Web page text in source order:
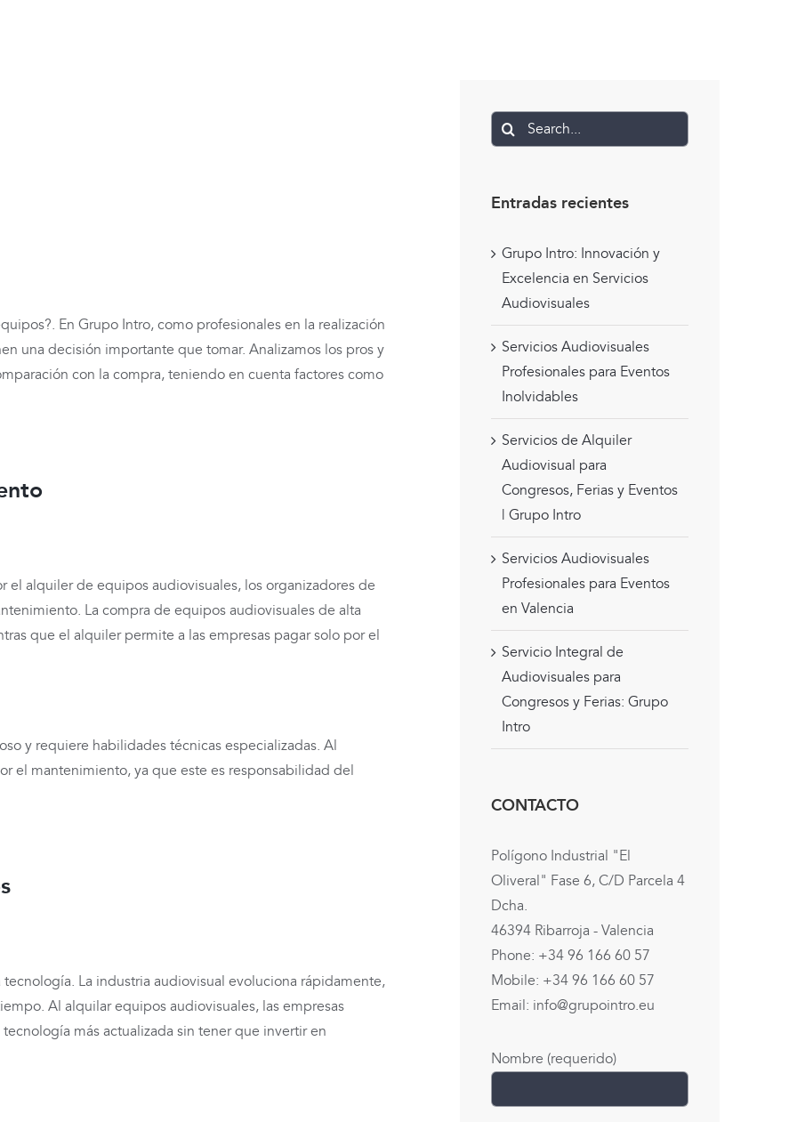
En Grupo Intro, como profesionales en la realización
una decisión importante que tomar. Analizamos los pros y
con la compra, teniendo en cuenta factores como
el alquiler de equipos audiovisuales, los organizadores de
La compra de equipos audiovisuales de alta
que el alquiler permite a las empresas pagar solo por el
y requiere habilidades técnicas especializadas. Al
el mantenimiento, ya que este es responsabilidad del
La industria audiovisual evoluciona rápidamente,
Al alquilar equipos audiovisuales, las empresas
más actualizada sin tener que invertir en
Search
for:
Entradas recientes
Grupo Intro: Innovación y
Excelencia en Servicios
Audiovisuales
Servicios Audiovisuales
Profesionales para Eventos
Inolvidables
Servicios de Alquiler
Audiovisual para
Congresos, Ferias y Eventos
| Grupo Intro
Servicios Audiovisuales
Profesionales para Eventos
en Valencia
Servicio Integral de
Audiovisuales para
Congresos y Ferias: Grupo
Intro
CONTACTO
Polígono Industrial "El
Oliveral" Fase 6, C/D Parcela 4
Dcha.
46394 Ribarroja - Valencia
Phone: +34 96 166 60 57
Mobile: +34 96 166 60 57
Email: info@grupointro.eu
Nombre (requerido)